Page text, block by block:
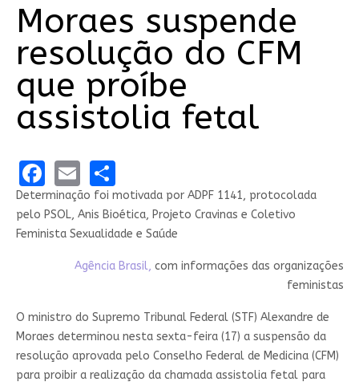
Moraes suspende
resolução do CFM
que proíbe
assistolia fetal
Facebook
EmailShare
Determinação foi motivada por ADPF 1141, protocolada
pelo PSOL, Anis Bioética, Projeto Cravinas e Coletivo
Feminista Sexualidade e Saúde
Agência Brasil, com informações das organizações
feministas
O ministro do Supremo Tribunal Federal (STF) Alexandre de
Moraes determinou nesta sexta-feira (17) a suspensão da
resolução aprovada pelo Conselho Federal de Medicina (CFM)
para proibir a realização da chamada assistolia fetal para